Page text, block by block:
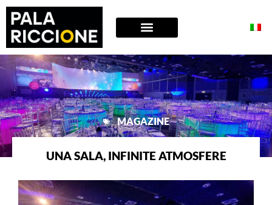
MAGAZINE
UNA SALA, INFINITE ATMOSFERE